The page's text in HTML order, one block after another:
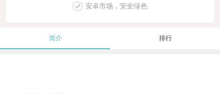
安卓市场，安全绿色
简介 排行